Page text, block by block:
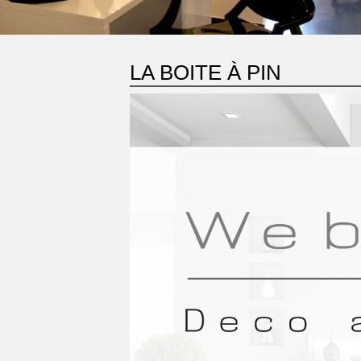
LA BOITE À PIN